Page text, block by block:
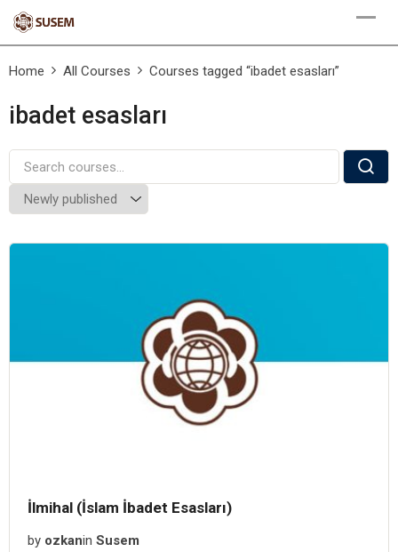
Skip
Home
All Courses Courses tagged “ibadet esasları”
ibadet esasları
İlmihal (İslam İbadet Esasları)
by ozkanin Susem